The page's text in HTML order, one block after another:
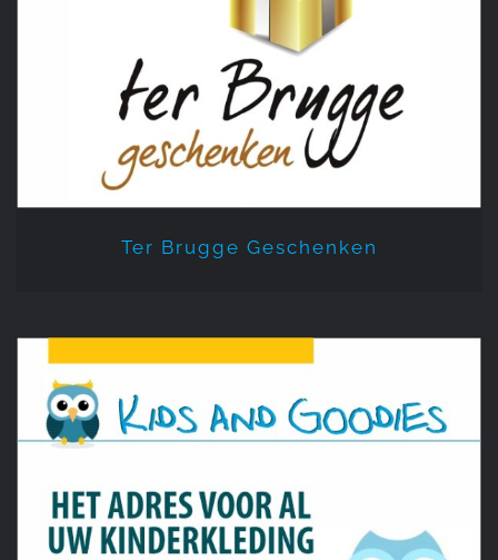
Ter Brugge Geschenken
Ter Brugge Geschenken
Kids and Goodies